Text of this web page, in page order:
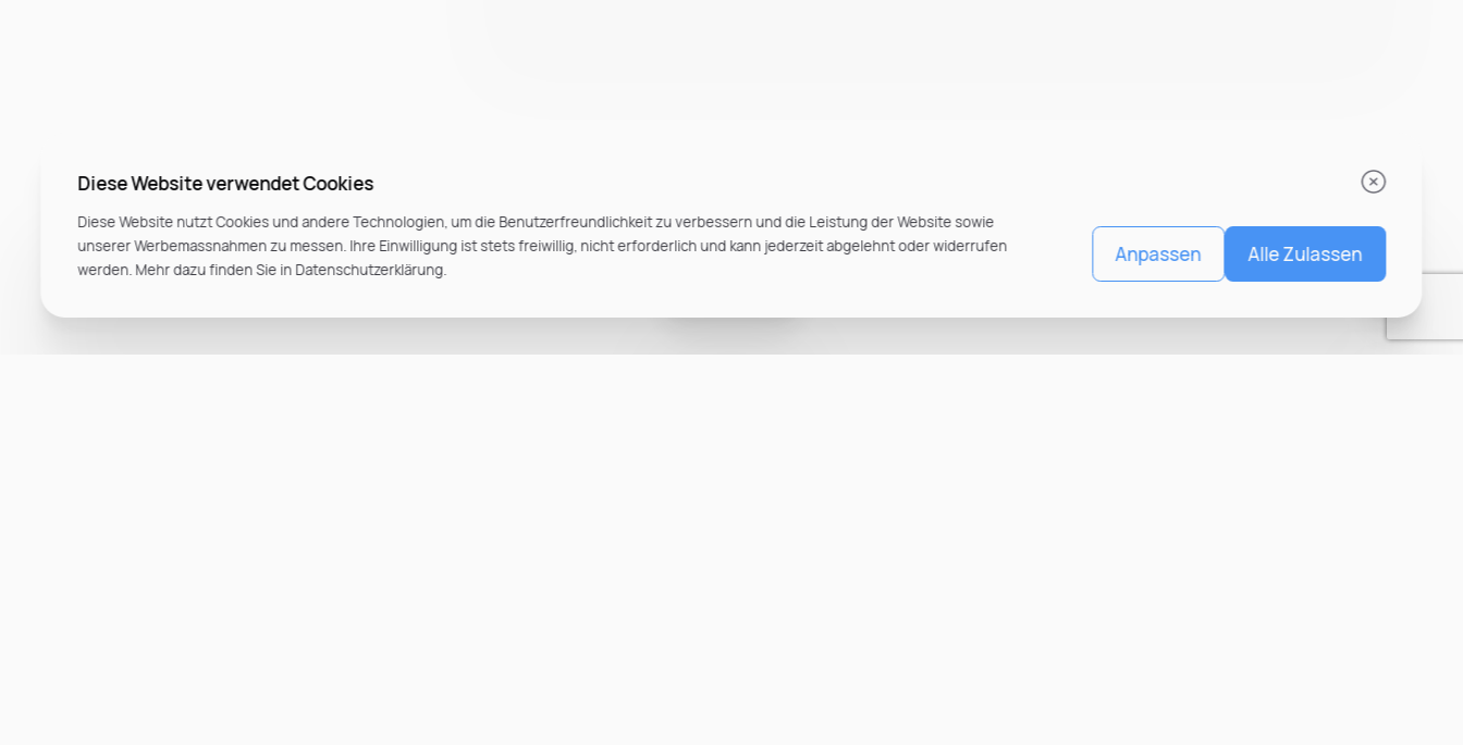
Diese Website verwendet Cookies
Diese Website nutzt Cookies und andere Technologien, um die Benutzerfreundlichkeit zu verbessern und die Leistung der Website sowie
unserer Werbemassnahmen zu messen. Ihre Einwilligung ist stets freiwillig, nicht erforderlich und kann jederzeit abgelehnt oder widerrufen
werden. Mehr dazu finden Sie in Datenschutzerklärung.
Anpassen Alle Zulassen